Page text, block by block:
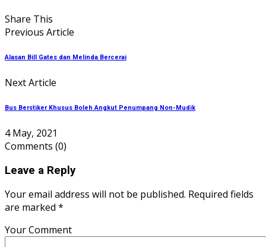
Share This
Previous Article
Alasan Bill Gates dan Melinda Bercerai
Next Article
Bus Berstiker Khusus Boleh Angkut Penumpang Non-Mudik
4 May, 2021
Comments (0)
Leave a Reply
Your email address will not be published. Required fields
are marked *
Your Comment